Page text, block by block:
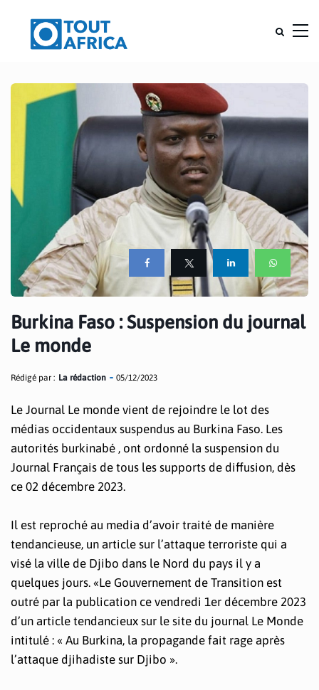
Burkina Faso : Suspension du journal
Le monde
Rédigé par : La rédaction 05/12/2023
Le Journal Le monde vient de rejoindre le lot des
médias occidentaux suspendus au Burkina Faso. Les
autorités burkinabé , ont ordonné la suspension du
Journal Français de tous les supports de diffusion, dès
ce 02 décembre 2023.
Il est reproché au media d’avoir traité de manière
tendancieuse, un article sur l’attaque terroriste qui a
visé la ville de Djibo dans le Nord du pays il y a
quelques jours. «Le Gouvernement de Transition est
outré par la publication ce vendredi 1er décembre 2023
d’un article tendancieux sur le site du journal Le Monde
intitulé : « Au Burkina, la propagande fait rage après
l’attaque djihadiste sur Djibo ».